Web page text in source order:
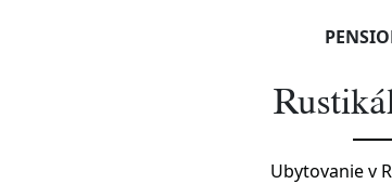
Ubytovanie v